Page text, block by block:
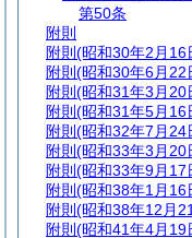
第50条
附則
附則 (昭和30年2月16
附則 (昭和30年6月22
附則 (昭和31年3月20
附則 (昭和31年5月16
附則 (昭和32年7月24
附則 (昭和33年3月20
附則 (昭和33年9月17
附則 (昭和38年1月16
附則 (昭和38年12月
附則 (昭和41年4月19